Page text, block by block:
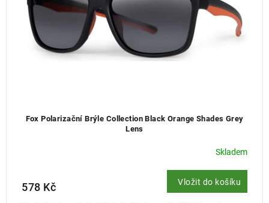
Fox Polarizační Brýle Collection Black Orange Shades Grey
Lens
Skladem
578 Kč Vložit do košíku